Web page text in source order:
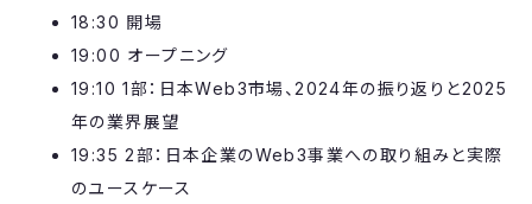
​​​18:30 開場
​​​19:00 オープニング​​
19:10 1部：日本Web3市場、2024年の振り返りと2025
年の業界展望
19:35 2部：日本企業のWeb3事業への取り組みと実際
のユースケース